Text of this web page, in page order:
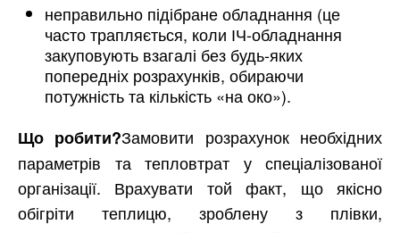
неправильно підібране обладнання (це
часто трапляється, коли ІЧ-обладнання
закуповують взагалі без будь-яких
попередніх розрахунків, обираючи
потужність та кількість «на око»).
Що робити?Замовити розрахунок необхідних
параметрів та тепловтрат у спеціалізованої
організації. Врахувати той факт, що якісно
обігріти теплицю, зроблену з плівки,